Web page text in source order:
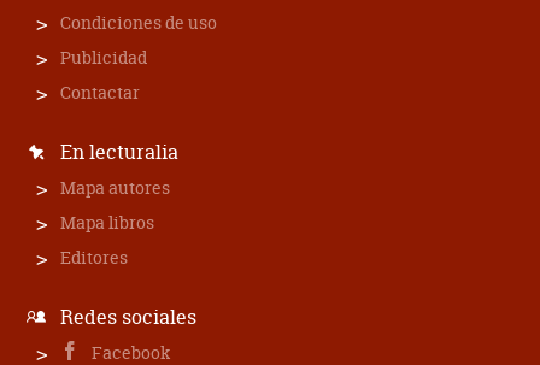
Condiciones de uso
Publicidad
Contactar
En lecturalia
Mapa autores
Mapa libros
Editores
Redes sociales
Facebook